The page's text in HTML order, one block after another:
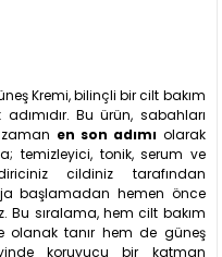
Kremi, bilinçli bir cilt bakım
Bu ürün, sabahları
en son adımı olarak
temizleyici, tonik, serum ve
cildiniz tarafından
başlamadan hemen önce
Bu sıralama, hem cilt bakım
olanak tanır hem de güneş
koruyucu bir katman